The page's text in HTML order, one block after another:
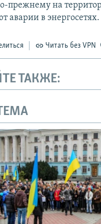
прежнему на
аварии в энергосетях.
Читать без VPN
ТАКЖЕ: